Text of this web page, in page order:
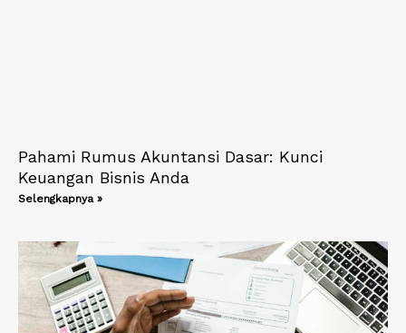
Pahami Rumus Akuntansi Dasar: Kunci
Keuangan Bisnis Anda
Selengkapnya »